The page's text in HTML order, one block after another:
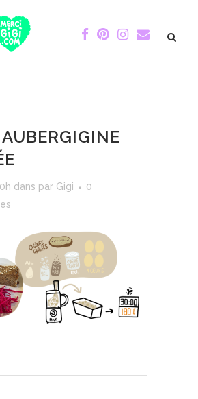
AUBERGIGINE
dans par Gigi
0